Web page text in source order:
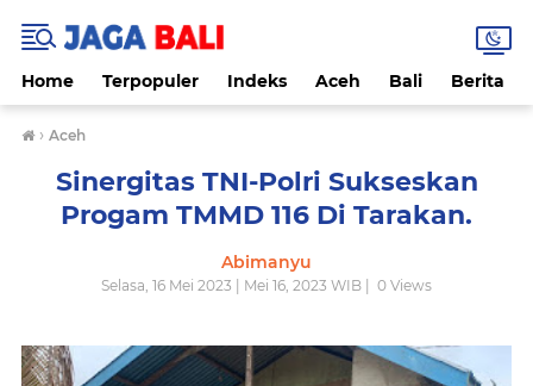
Home Terpopuler Indeks Aceh Bali Berita
› Aceh
Sinergitas TNI-Polri Sukseskan
Progam TMMD 116 Di Tarakan.
Abimanyu
Selasa, 16 Mei 2023 | Mei 16, 2023 WIB | 0 Views